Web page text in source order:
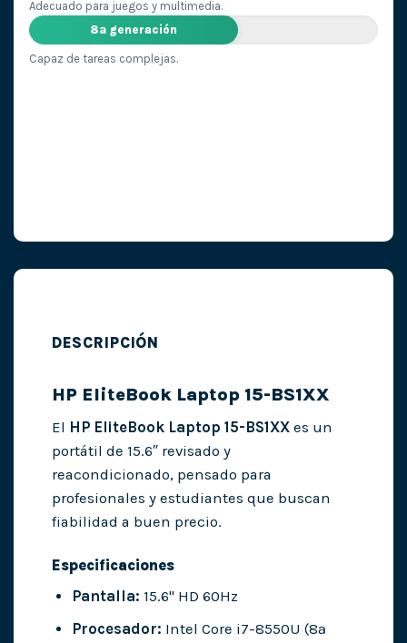
Adecuado para juegos y multimedia.
8ª generación
Capaz de tareas complejas.
DESCRIPCIÓN
HP EliteBook Laptop 15-BS1XX
El HP EliteBook Laptop 15-BS1XXes un
portátil de 15.6″ revisado y
reacondicionado, pensado para
profesionales y estudiantes que buscan
fiabilidad a buen precio.
Especificaciones
Pantalla: 15.6" HD 60Hz
Procesador: Intel Core i7-8550U (8ª